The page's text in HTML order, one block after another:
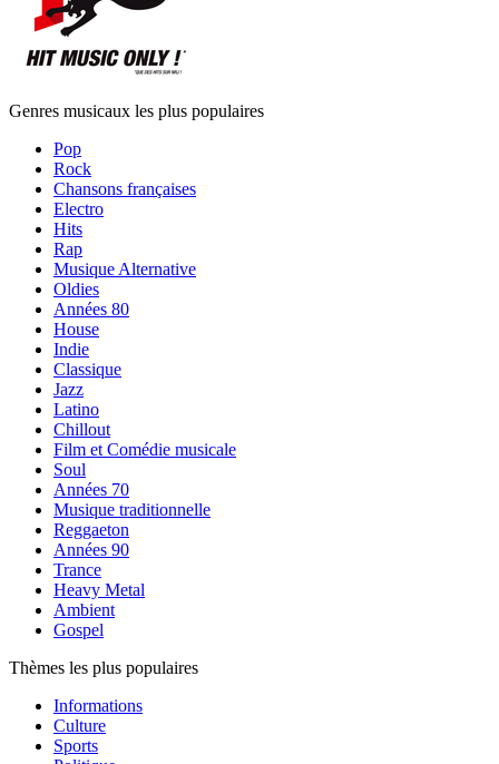
Genres musicaux les plus populaires
Pop
Rock
Chansons françaises
Electro
Hits
Rap
Musique Alternative
Oldies
Années 80
House
Indie
Classique
Jazz
Latino
Chillout
Film et Comédie musicale
Soul
Années 70
Musique traditionnelle
Reggaeton
Années 90
Trance
Heavy Metal
Ambient
Gospel
Thèmes les plus populaires
Informations
Culture
Sports